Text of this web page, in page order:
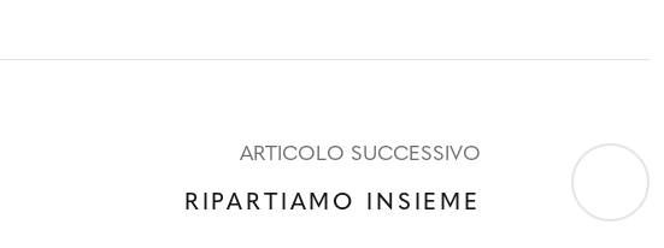
ARTICOLO SUCCESSIVO
RIPARTIAMO INSIEME